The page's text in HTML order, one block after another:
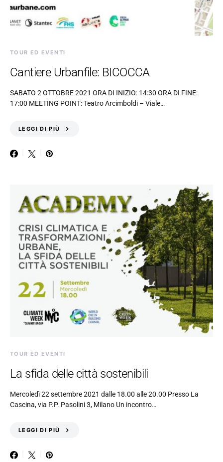
TOUR ED EVENTI
Cantiere Urbanfile: BICOCCA
SABATO 2 OTTOBRE 2021 ORA DI INIZIO: 14:30 ORA DI FINE:
17:00 MEETING POINT: Teatro Arcimboldi – Viale…
LEGGI DI PIÙ
TOUR ED EVENTI
La sfida delle città sostenibili
Mercoledì 22 settembre 2021 dalle 18.00 alle 20.00 Presso La
Cascina, via P.P. Pasolini 3, Milano Un incontro…
LEGGI DI PIÙ